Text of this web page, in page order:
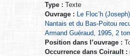
Type : Texte
Ouvrage :
Le Floc’h
Nantais et du Bas-Poitou
Armand Guéraud, 1995, 2
Position dans l’ouvrage :
Occurrence dans Coirault :